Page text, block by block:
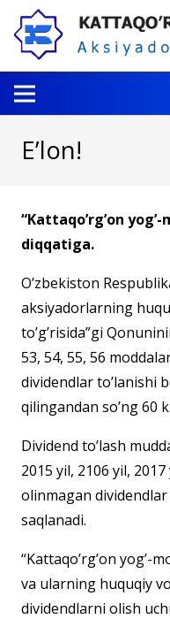
E’lon!
“Kattaqo’rg’on
diqqatiga.
O’zbekiston
aksiyadorlarning
to’g’risida”gi
53, 54, 55, 56
dividendlar to’lanishi
qilingandan so’ng 60
Dividend to’lash
2015 yil, 2106 yil,
olinmagan dividendlar
saqlanadi.
“Kattaqo’rg’on yog’-
va ularning huquqiy
dividendlarni olish